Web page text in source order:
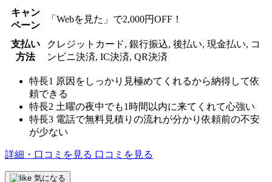
キャン
ペーン
「Webを見た」で2,000円OFF！
支払い
方法
クレジットカード, 銀行振込, 後払い, 現金払い, コ
ンビニ決済, IC決済, QR決済
特長1 原因をしっかり見極めてくれるから納得して依
頼できる
特長2 土曜の夜中でも1時間以内に来てくれて心強い
特長3 電話で無料見積りの流れが分かり依頼前の不安
が少ない
詳細・口コミを見る 口コミを見る
気になる